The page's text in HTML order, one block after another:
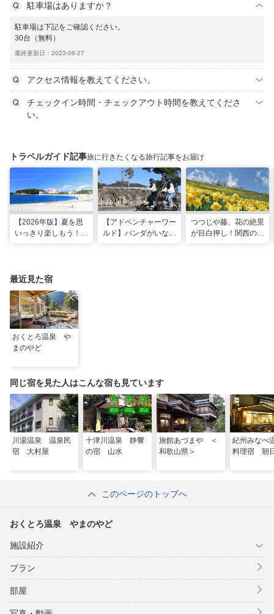
駐車場はありますか？
駐車場は下記をご確認ください。
30台（無料）
最終更新日：2023-08-27
アクセス情報を教えてください。
チェックイン時間・チェックアウト時間を教えてくださ
い。
トラベルガイド記事旅に行きたくなる旅行記事をお届け
【2026年版】夏を思
いっきり楽しもう！関
【アドベンチャーワー
ルド】パンダがいなく
つつじや藤、花の絶景
が目白押し！関西の5
最近見た宿
おくとろ温泉 や
まのやど
同じ宿を見た人はこんな宿も見ています
川湯温泉 温泉民
宿 大村屋
十津川温泉 静響
の宿 山水
旅館あづまや ＜
和歌山県＞
紀州みな
料理宿 朝
このページのトップへ
おくとろ温泉 やまのやど
施設紹介
プラン
部屋